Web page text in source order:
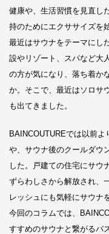
健康や、生活習慣を見直し
持のためにエクササイズを
最近はサウナをテーマにし
設やリゾート、スパなど大
の方が気になり、落ち着か
か。そこで、最近はソロサ
も出てきました。
BAINCOUTUREでは以前
や、サウナ後のクールダウ
した。戸建ての住宅にサウ
ずらわしさから解放され、
レッシュにも気軽にサウナ
今回のコラムでは、
すすめのサウナと繋がるバ